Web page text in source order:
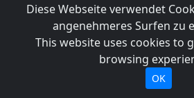
Diese Webseite verwendet
angenehmeres Surfen zu
This website uses cookies to
browsing
OK